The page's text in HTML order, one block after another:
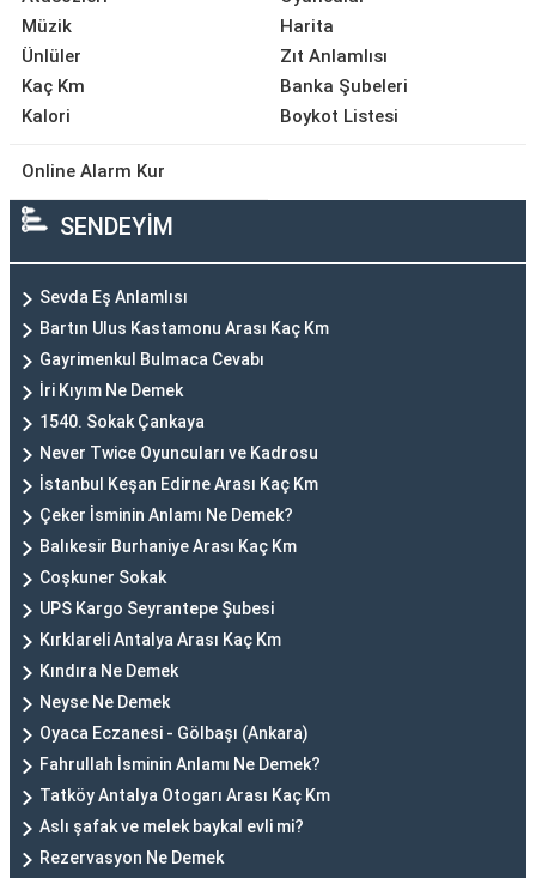
Müzik
Ünlüler
Kaç Km
Kalori
Harita
Zıt Anlamlısı
Banka Şubeleri
Boykot Listesi
Online Alarm Kur
SENDEYİM
Sevda Eş Anlamlısı
Bartın Ulus Kastamonu Arası Kaç Km
Gayrimenkul Bulmaca Cevabı
İri Kıyım Ne Demek
1540. Sokak Çankaya
Never Twice Oyuncuları ve Kadrosu
İstanbul Keşan Edirne Arası Kaç Km
Çeker İsminin Anlamı Ne Demek?
Balıkesir Burhaniye Arası Kaç Km
Coşkuner Sokak
UPS Kargo Seyrantepe Şubesi
Kırklareli Antalya Arası Kaç Km
Kındıra Ne Demek
Neyse Ne Demek
Oyaca Eczanesi - Gölbaşı (Ankara)
Fahrullah İsminin Anlamı Ne Demek?
Tatköy Antalya Otogarı Arası Kaç Km
Aslı şafak ve melek baykal evli mi?
Rezervasyon Ne Demek